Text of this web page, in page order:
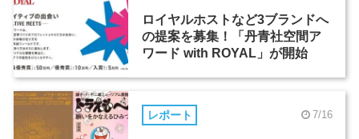
ロイヤルホストなど3ブランドへ
の提案を募集！「丹青社空間ア
ワード with ROYAL」が開始
レポート 7/16